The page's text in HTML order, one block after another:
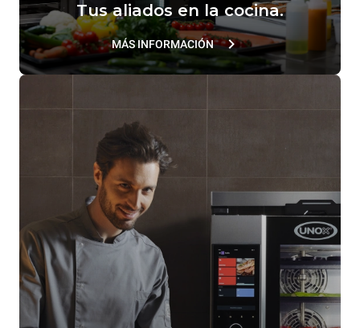
Tus aliados en la cocina.
MÁS INFORMACIÓN